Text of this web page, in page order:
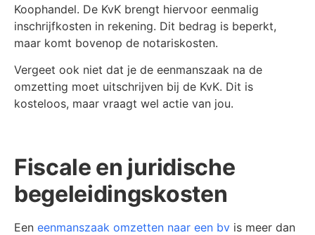
Koophandel. De KvK brengt hiervoor eenmalig
inschrijfkosten in rekening. Dit bedrag is beperkt,
maar komt bovenop de notariskosten.
Vergeet ook niet dat je de eenmanszaak na de
omzetting moet uitschrijven bij de KvK. Dit is
kosteloos, maar vraagt wel actie van jou.
Fiscale en juridische
begeleidingskosten
Een eenmanszaak omzetten naar een bv is meer dan